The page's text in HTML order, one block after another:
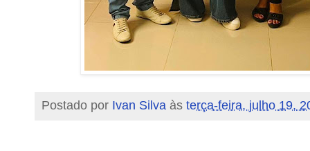
Postado por Ivan Silva às terça-feira, julho 19,